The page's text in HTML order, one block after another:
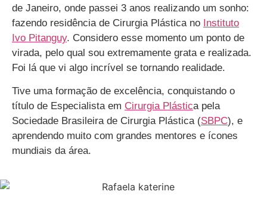
de Janeiro, onde passei 3 anos realizando um sonho:
fazendo residência de Cirurgia Plástica no Instituto
Ivo Pitanguy. Considero esse momento um ponto de
virada, pelo qual sou extremamente grata e realizada.
Foi lá que vi algo incrível se tornando realidade.
Tive uma formação de excelência, conquistando o
título de Especialista em Cirurgia Plástica pela
Sociedade Brasileira de Cirurgia Plástica (SBPC), e
aprendendo muito com grandes mentores e ícones
mundiais da área.